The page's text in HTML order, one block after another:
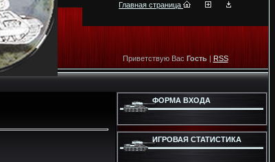
Главная страница
Приветствую Вас Гость| RSS
ФОРМА ВХОДА
ИГРОВАЯ СТАТИСТИКА